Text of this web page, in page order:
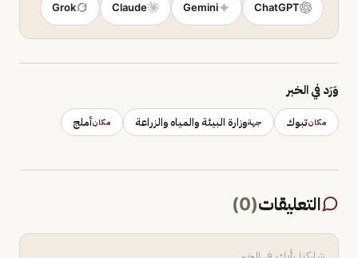
ChatGPT
Gemini
Claude
Grok
وَرَد في الخبر
مكانتبوك جهةوزارة البيئة والمياه والزراعة مكانأملج
التعليقات(
0
)